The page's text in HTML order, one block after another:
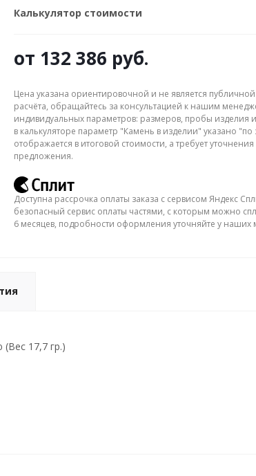
Калькулятор стоимости
от 132 386 руб.
Цена указана ориентировочной и не является
расчёта, обращайтесь за консультацией к нашим
индивидуальных параметров: размеров, пробы изделия и
в калькуляторе параметр "Камень в изделии" указано "по
отображается в итоговой стоимости, а требует
предложения.
Доступна рассрочка оплаты заказа с сервисом Яндекс
безопасный сервис оплаты частями, с которым можно
6 месяцев, подробности оформления уточняйте у наших
17,7 гр.)